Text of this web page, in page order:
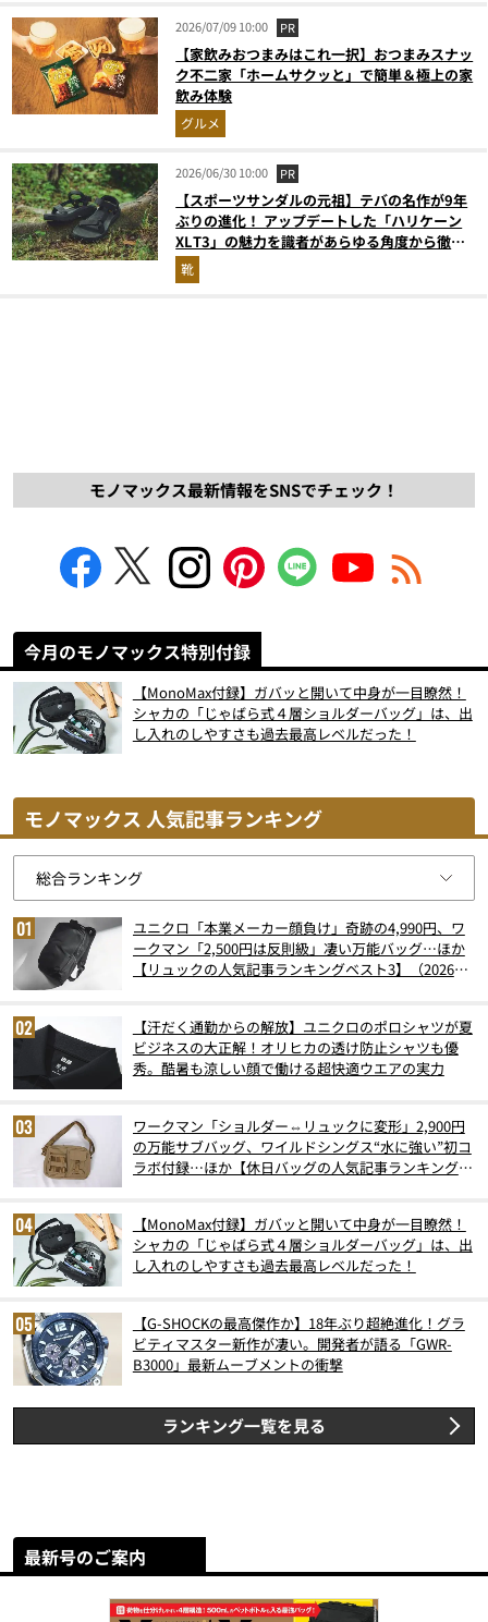
2026/07/09 10:00 PR
【家飲みおつまみはこれ一択】おつまみスナッ
ク不二家「ホームサクッと」で簡単＆極上の家
飲み体験
グルメ
2026/06/30 10:00 PR
【スポーツサンダルの元祖】テバの名作が9年
ぶりの進化！ アップデートした「ハリケーン
XLT3」の魅力を識者があらゆる角度から徹底
解説！
靴
モノマックス最新情報をSNSでチェック！
今月のモノマックス特別付録
【MonoMax付録】ガバッと開いて中身が一目瞭然！
シャカの「じゃばら式４層ショルダーバッグ」は、出
し入れのしやすさも過去最高レベルだった！
モノマックス 人気記事ランキング
ユニクロ「本業メーカー顔負け」奇跡の4,990円、ワ
ークマン「2,500円は反則級」凄い万能バッグ…ほか
【リュックの人気記事ランキングベスト3】（2026年
【汗だく通勤からの解放】ユニクロのポロシャツが夏
ビジネスの大正解！オリヒカの透け防止シャツも優
秀。酷暑も涼しい顔で働ける超快適ウエアの実力
ワークマン「ショルダー⇔リュックに変形」2,900円
の万能サブバッグ、ワイルドシングス“水に強い”初コ
ラボ付録…ほか【休日バッグの人気記事ランキングベ
【MonoMax付録】ガバッと開いて中身が一目瞭然！
シャカの「じゃばら式４層ショルダーバッグ」は、出
し入れのしやすさも過去最高レベルだった！
【G-SHOCKの最高傑作か】18年ぶり超絶進化！グラ
ビティマスター新作が凄い。開発者が語る「GWR-
B3000」最新ムーブメントの衝撃
ランキング一覧を見る
最新号のご案内